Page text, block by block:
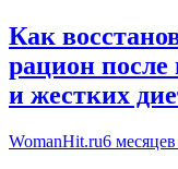
Как
рацион после
и жестких
WomanHit.ru6